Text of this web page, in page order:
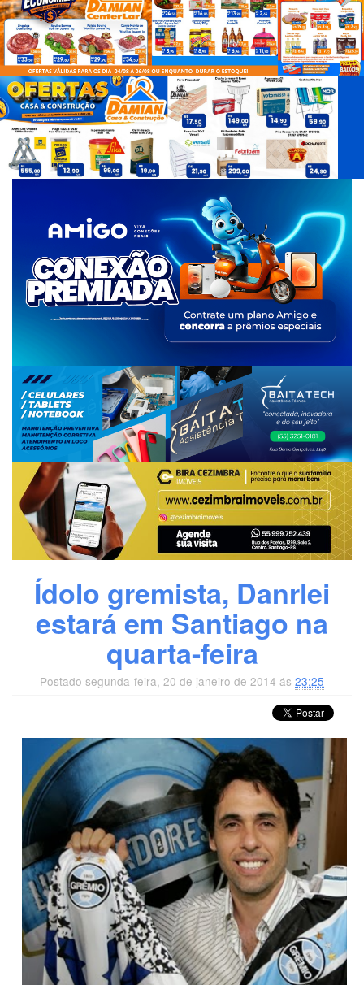
d
e
a
g
s
Ídolo gremista, Danrlei
estará em Santiago na
quarta-feira
Postado segunda-feira, 20 de janeiro de 2014 ás 23:25